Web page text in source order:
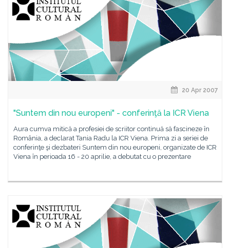
20 Apr 2007
"Suntem din nou europeni" - conferinţă la ICR Viena
Aura cumva mitică a profesiei de scriitor continuă să fascineze în
România, a declarat Tania Radu la ICR Viena. Prima zi a seriei de
conferinţe şi dezbateri Suntem din nou europeni, organizate de ICR
Viena în perioada 16 - 20 aprilie, a debutat cu o prezentare